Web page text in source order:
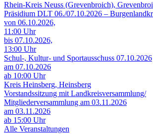
Rhein-Kreis Neuss (Grevenbroich),
Präsidium DLT 06./07.10.2026 –
von 06.10.2026,
11:00 Uhr
bis 07.10.2026,
13:00 Uhr
Schul-, Kultur- und Sportausschuss 07.10.2026
am 07.10.2026
ab 10:00 Uhr
Kreis Heinsberg, Heinsberg
Vorstandssitzung mit Landkreisversammlung/
Mitgliederversammlung am 03.11.2026
am 03.11.2026
ab 15:00 Uhr
Alle Veranstaltungen